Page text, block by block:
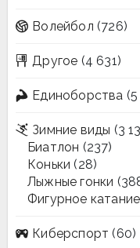
Волейбол (726)
Другое (4 631)
Единоборства
Зимние виды (3
Биатлон (237)
Коньки (28)
Лыжные гонки
Фигурное катание
Киберспорт (60)